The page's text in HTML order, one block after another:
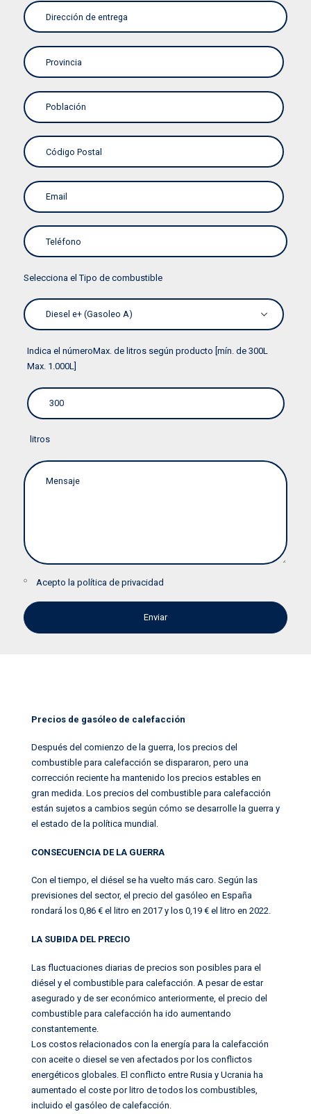
Selecciona el Tipo de combustible
Indica el númeroMax. de litros según producto [mín. de 300L
Max. 1.000L]
litros
Acepto la política de privacidad
Precios de gasóleo de calefacción
Después del comienzo de la guerra, los precios del
combustible para calefacción se dispararon, pero una
corrección reciente ha mantenido los precios estables en
gran medida. Los precios del combustible para calefacción
están sujetos a cambios según cómo se desarrolle la guerra y
el estado de la política mundial.
CONSECUENCIA DE LA GUERRA
Con el tiempo, el diésel se ha vuelto más caro. Según las
previsiones del sector, el precio del gasóleo en España
rondará los 0,86 € el litro en 2017 y los 0,19 € el litro en 2022.
LA SUBIDA DEL PRECIO
Las fluctuaciones diarias de precios son posibles para el
diésel y el combustible para calefacción. A pesar de estar
asegurado y de ser económico anteriormente, el precio del
combustible para calefacción ha ido aumentando
constantemente.
Los costos relacionados con la energía para la calefacción
con aceite o diesel se ven afectados por los conflictos
energéticos globales. El conflicto entre Rusia y Ucrania ha
aumentado el coste por litro de todos los combustibles,
incluido el gasóleo de calefacción.